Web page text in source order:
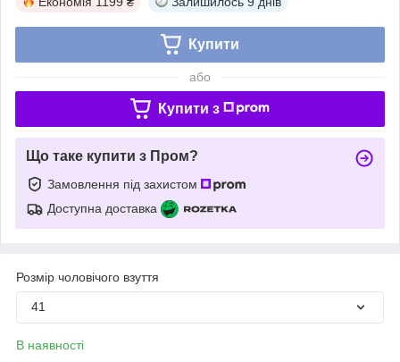
Купити
або
Купити з
Що таке купити з Пром?
Замовлення під захистом
Доступна доставка
Розмір чоловічого взуття
41
В наявності